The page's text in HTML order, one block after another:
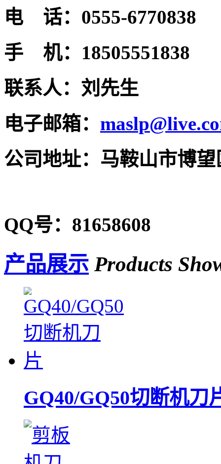
电 话：0555-6770838
手 机：18505551838
联系人：刘先生
电子邮箱：
公司地址：马鞍山市博
QQ号：81658608
产品展示 Products
GQ40/GQ50切断机刀